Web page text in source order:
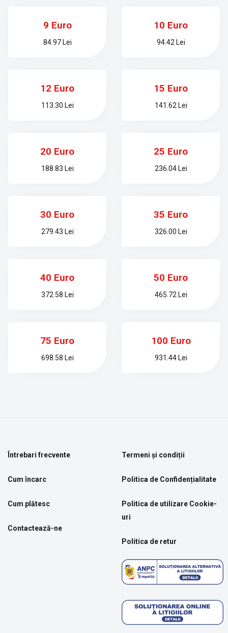
9 Euro
84.97 Lei
10 Euro
94.42 Lei
12 Euro
113.30 Lei
15 Euro
141.62 Lei
20 Euro
188.83 Lei
25 Euro
236.04 Lei
30 Euro
279.43 Lei
35 Euro
326.00 Lei
40 Euro
372.58 Lei
50 Euro
465.72 Lei
75 Euro
698.58 Lei
100 Euro
931.44 Lei
Întrebari frecvente
Cum încarc
Cum plătesc
Contactează-ne
Termeni și condiții
Politica de Confidențialitate
Politica de utilizare Cookie-
uri
Politica de retur